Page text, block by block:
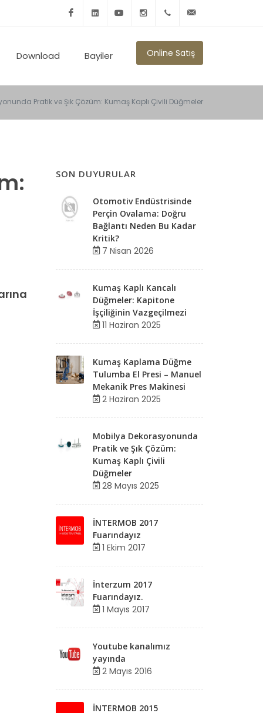
YoutubeInstagram+902125010600
info@ronmikron.com
Download Bayiler Online Satış
Pratik ve Şık Çözüm: Kumaş Kaplı Çivili Düğmeler
SON DUYURULAR
Otomotiv Endüstrisinde
Perçin Ovalama: Doğru
Bağlantı Neden Bu Kadar
Kritik?
7 Nisan 2026
Kumaş Kaplı Kancalı
Düğmeler: Kapitone
İşçiliğinin Vazgeçilmezi
11 Haziran 2025
Kumaş Kaplama Düğme
Tulumba El Presi – Manuel
Mekanik Pres Makinesi
2 Haziran 2025
Mobilya Dekorasyonunda
Pratik ve Şık Çözüm:
Kumaş Kaplı Çivili
Düğmeler
28 Mayıs 2025
İNTERMOB 2017
Fuarındayız
1 Ekim 2017
İnterzum 2017
Fuarındayız.
1 Mayıs 2017
Youtube kanalımız
yayında
2 Mayıs 2016
İNTERMOB 2015